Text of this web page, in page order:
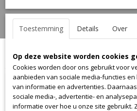
Inloggen Registreren
Home >Stof>Kvadrat--febrik >Dot>
Toestemming Details Over
Op deze website worden cookies
Cookies worden door ons gebruikt voor
aanbieden van sociale media-functies
van informatie en advertenties.
sociale media-, advertentie- en
informatie over hoe u onze site gebruikt.